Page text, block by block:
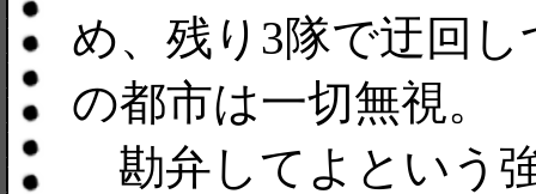
め、残り3隊で迂回
の都市は一切無視。
勘弁してよという